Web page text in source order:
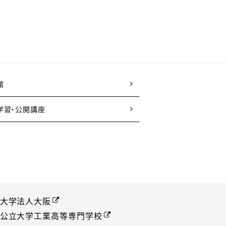
習・公開講座
学法人大阪
立大学工業高等専門学校